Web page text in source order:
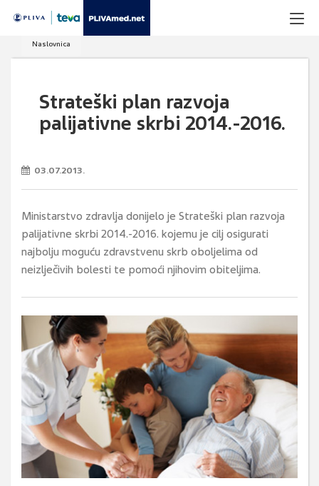
Naslovnica
Strateški plan razvoja
palijativne skrbi 2014.-2016.
03.07.2013.
Ministarstvo zdravlja donijelo je Strateški plan razvoja
palijativne skrbi 2014.-2016. kojemu je cilj osigurati
najbolju moguću zdravstvenu skrb oboljelima od
neizlječivih bolesti te pomoći njihovim obiteljima.